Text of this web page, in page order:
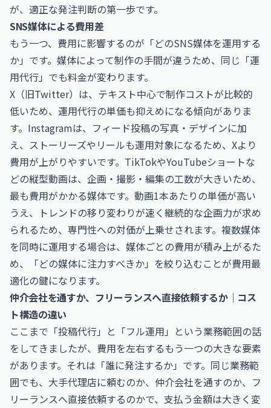
が、適正な発注判断の第一歩です。
SNS媒体による費用差
もう一つ、費用に影響するのが「どのSNS媒体を運用する
か」です。媒体によって制作の手間が違うため、同じ「運
用代行」でも料金が変わります。
X（旧Twitter）は、テキスト中心で制作コストが比較的
低いため、運用代行の単価も抑えめになる傾向がありま
す。Instagramは、フィード投稿の写真・デザインに加
え、ストーリーズやリールも運用対象になるため、Xより
費用が上がりやすいです。TikTokやYouTubeショートな
どの縦型動画は、企画・撮影・編集の工数が大きいため、
最も費用がかかる媒体です。動画1本あたりの単価が高い
うえ、トレンドの移り変わりが速く継続的な企画力が求め
られるため、専門性への対価が上乗せされます。複数媒体
を同時に運用する場合は、媒体ごとの費用が積み上がるた
め、「どの媒体に注力すべきか」を絞り込むことが費用最
適化の鍵になります。
仲介会社を通すか、フリーランスへ直接依頼するか｜コス
ト構造の違い
ここまで「投稿代行」と「フル運用」という業務範囲の話
をしてきましたが、費用を左右するもう一つの大きな要素
があります。それは「誰に発注するか」です。同じ業務範
囲でも、大手代理店に頼むのか、仲介会社を通すのか、フ
リーランスへ直接依頼するのかで、支払う金額は大きく変